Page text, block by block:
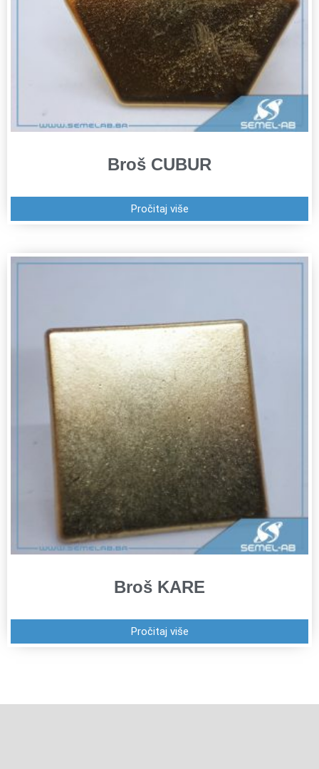
Broš CUBUR
Pročitaj više
Broš KARE
Pročitaj više